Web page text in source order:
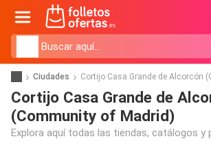
Ciudades Cortijo Casa Grande de Alcorcón
Cortijo Casa Grande de
(Community of Madrid)
Explora aquí todas las tiendas, catálogos y